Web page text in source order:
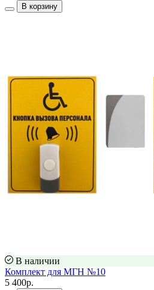
В корзину
В наличии
Комплект для МГН №10
5 400р.